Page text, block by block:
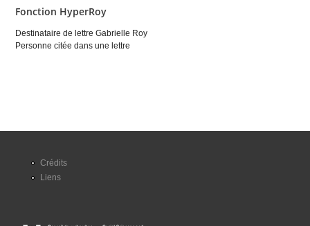
Fonction HyperRoy
Destinataire de lettre Gabrielle Roy
Personne citée dans une lettre
Crédits
Liens